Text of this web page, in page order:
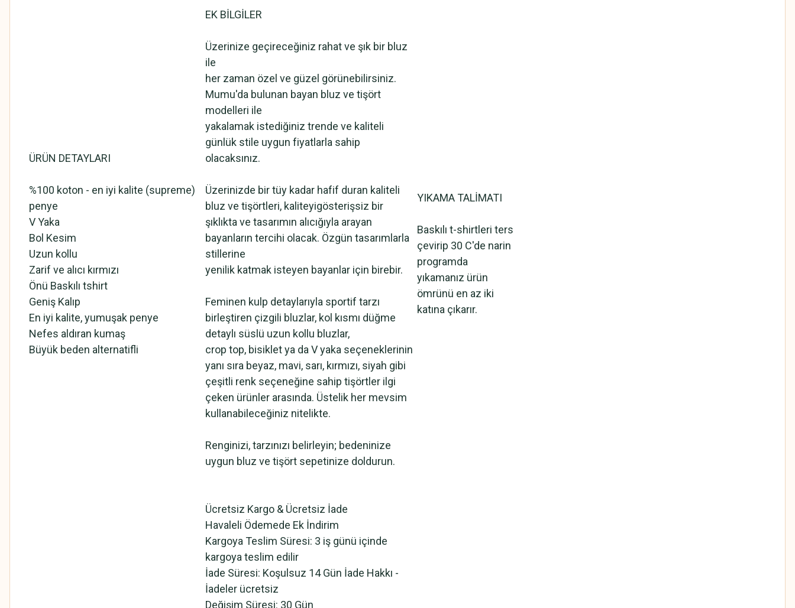
ÜRÜN DETAYLARI
%100 koton - en iyi kalite (supreme)
penye
V Yaka
Bol Kesim
Uzun kollu
Zarif ve alıcı kırmızı
Önü Baskılı tshirt
Geniş Kalıp
En iyi kalite, yumuşak penye
Nefes aldıran kumaş
Büyük beden alternatifli
EK BİLGİLER
Üzerinize geçireceğiniz rahat ve şık bir bluz
ile
her zaman özel ve güzel görünebilirsiniz.
Mumu'da bulunan bayan bluz ve tişört
modelleri ile
yakalamak istediğiniz trende ve kaliteli
günlük stile uygun fiyatlarla sahip
olacaksınız.
Üzerinizde bir tüy kadar hafif duran kaliteli
bluz ve tişörtleri, kaliteyigösterişsiz bir
şıklıkta ve tasarımın alıcığıyla arayan
bayanların tercihi olacak. Özgün tasarımlarla
stillerine
yenilik katmak isteyen bayanlar için birebir.
Feminen kulp detaylarıyla sportif tarzı
birleştiren çizgili bluzlar, kol kısmı düğme
detaylı süslü uzun kollu bluzlar,
crop top, bisiklet ya da V yaka seçeneklerinin
yanı sıra beyaz, mavi, sarı, kırmızı, siyah gibi
çeşitli renk seçeneğine sahip tişörtler ilgi
çeken ürünler arasında. Üstelik her mevsim
kullanabileceğiniz nitelikte.
Renginizi, tarzınızı belirleyin; bedeninize
uygun bluz ve tişört sepetinize doldurun.
Ücretsiz Kargo & Ücretsiz İade
Havaleli Ödemede Ek İndirim
Kargoya Teslim Süresi: 3 iş günü içinde
kargoya teslim edilir
İade Süresi: Koşulsuz 14 Gün İade Hakkı -
İadeler ücretsiz
Değişim Süresi: 30 Gün
YIKAMA TALİMATI
Baskılı t-shirtleri ters
çevirip 30 C'de narin
programda
yıkamanız ürün
ömrünü en az iki
katına çıkarır.